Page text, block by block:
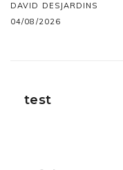
DAVID DESJARDINS
04/08/2026
test